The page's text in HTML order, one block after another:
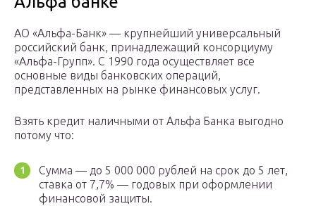
АО «Альфа-Банк» — крупнейший универсальный
российский банк, принадлежащий консорциуму
«Альфа-Групп». С 1990 года осуществляет все
основные виды банковских операций,
представленных на рынке финансовых услуг.
Взять кредит наличными от Альфа Банка выгодно
потому что:
Сумма — до 5 000 000 рублей на срок до 5 лет,
ставка от 7,7% — годовых при оформлении
финансовой защиты.